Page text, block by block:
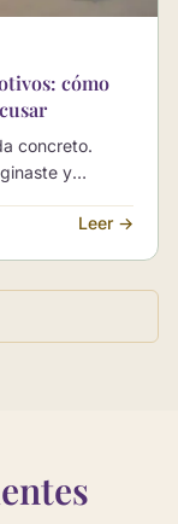
cómo
concreto.
y
Leer →